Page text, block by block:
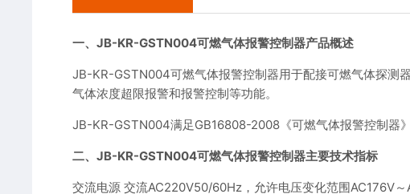
一、JB-KR-GSTN004可燃气体报警控制器产品概述
JB-KR-GSTN004可燃气体报警控制器用于配接可燃气体探测
气体浓度超限报警和报警控制等功能。
JB-KR-GSTN004满足GB16808-2008《可燃气体报警控制器
二、JB-KR-GSTN004可燃气体报警控制器主要技术指标
交流电源 交流AC220V50/60Hz，允许电压变化范围AC176V